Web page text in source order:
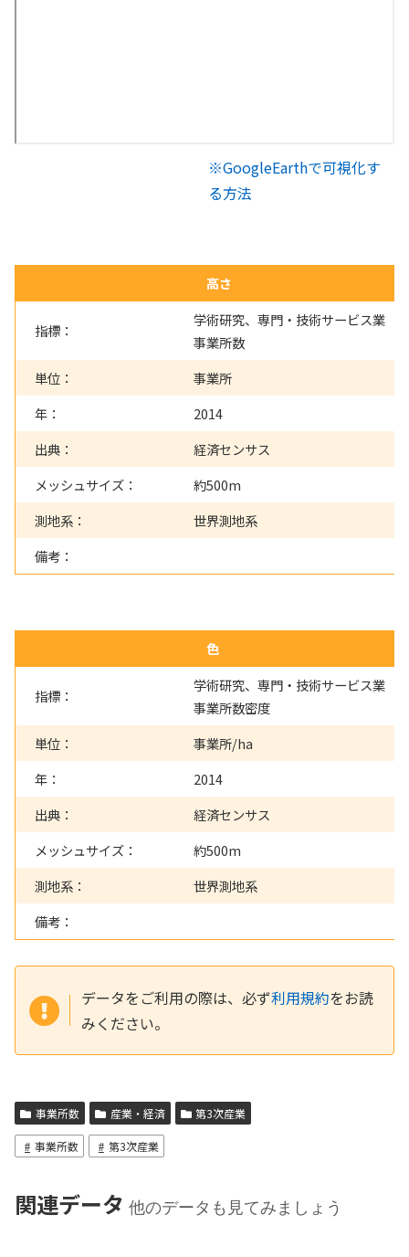
※GoogleEarthで可視化す
る方法
高さ
指標：
学術研究、専門・技術サービス業
事業所数
単位：
事業所
年：
2014
出典：
経済センサス
メッシュサイズ：
約500m
測地系：
世界測地系
備考：
色
指標：
学術研究、専門・技術サービス業
事業所数密度
単位：
事業所/ha
年：
2014
出典：
経済センサス
メッシュサイズ：
約500m
測地系：
世界測地系
備考：
データをご利用の際は、必ず利用規約をお読
みください。
事業所数 産業・経済 第3次産業
事業所数 第3次産業
関連データ 他のデータも見てみましょう